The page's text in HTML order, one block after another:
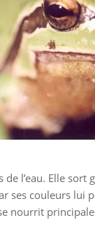
l’eau. Elle sort
ses couleurs lui
nourrit